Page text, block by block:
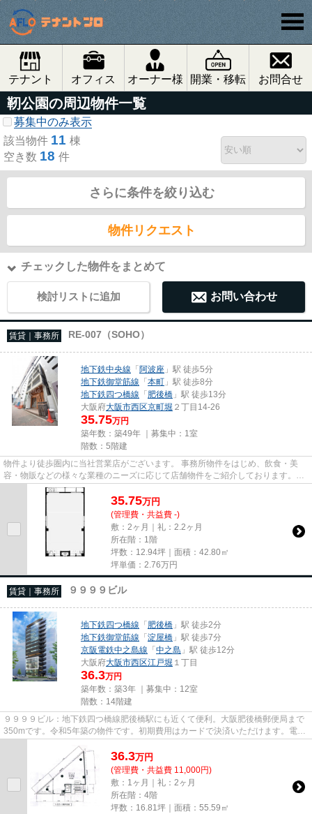
テナント オフィス オーナー様 開業・移転 お問合せ
靭公園の周辺物件一覧
募集中のみ表示
該当物件 11 棟
空き数 18 件
さらに条件を絞り込む
物件リクエスト
チェックした物件をまとめて
検討リストに追加 お問い合わせ
賃貸｜事務所 RE-007（SOHO）
地下鉄中央線 「阿波座 」駅 徒歩5分
地下鉄御堂筋線 「本町 」駅 徒歩8分
地下鉄四つ橋線 「肥後橋 」駅 徒歩13分
大阪府大阪市西区京町堀 ２丁目14-26
35.75万円
築年数：築49年 ｜募集中： 1室
階数：5階建
物件より徒歩圏内に当社営業店がございます。 事務所物件をはじめ、飲食・美
容・物販などの様々な業種のニーズに応じて店舗物件をご紹介しております。
尚、弊社ではおとり広告は一切...
35.75万円
(管理費・共益費 -)
敷：2ヶ月｜礼：2.2ヶ月
所在階：1階
坪数：12.94坪｜面積：42.80㎡
坪単価： 2.76万円
賃貸｜事務所 ９９９９ビル
地下鉄四つ橋線 「肥後橋 」駅 徒歩2分
地下鉄御堂筋線 「淀屋橋 」駅 徒歩7分
京阪電鉄中之島線 「中之島 」駅 徒歩12分
大阪府大阪市西区江戸堀 １丁目
36.3万円
築年数：築3年 ｜募集中： 12室
階数：14階建
９９９９ビル：地下鉄四つ橋線肥後橋駅にも近くて便利。大阪肥後橋郵便局まで
350mです。令和5年築の物件です。初期費用はカードで決済いただけます。電車
をよく利用する方にもピッタリ...
36.3万円
(管理費・共益費 11,000円)
敷：1ヶ月｜礼：2ヶ月
所在階：4階
坪数：16.81坪｜面積：55.59㎡